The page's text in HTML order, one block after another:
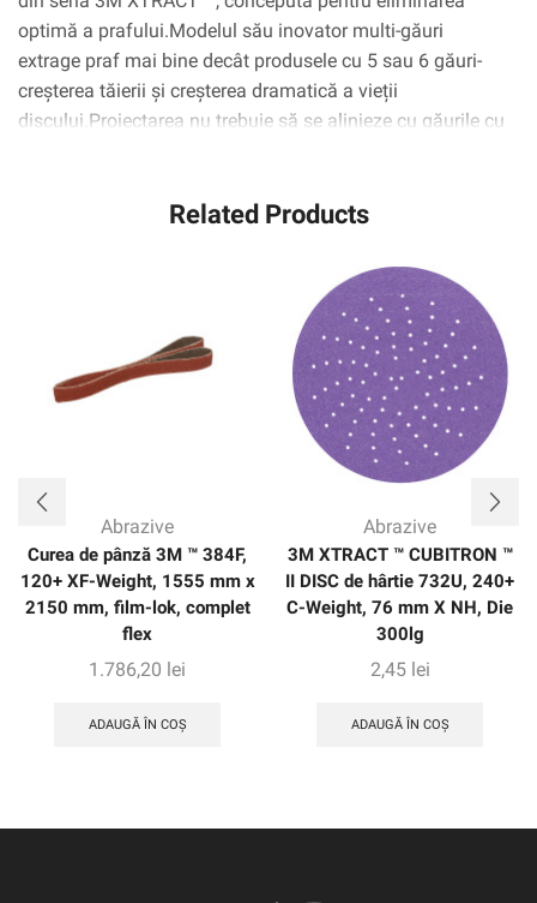
optimă a prafului.Modelul său inovator multi-găuri
extrage praf mai bine decât produsele cu 5 sau 6 găuri-
creșterea tăierii și creșterea dramatică a vieții
discului.Proiectarea nu trebuie să se alinieze cu găurile cu
precizie, un avans revoluționar în tehnologia
conceput pentru a trece prin substrat, mai degrabă decât
de a gâdilă sau de a „arata” ca abrazivele convenționale,
rezultând un disc care durează până la 4x atât timp cât
abrazivele convenționale.
Related Products
Abrazive
Curea de pânză 3M ™ 384F,
120+ XF-Weight, 1555 mm x
2150 mm, film-lok, complet
flex
1.786,20 lei
ADAUGĂ ÎN COȘ
Abrazive
3M XTRACT ™ CUBITRON ™
II DISC de hârtie 732U, 240+
C-Weight, 76 mm X NH, Die
300lg
2,45 lei
ADAUGĂ ÎN COȘ